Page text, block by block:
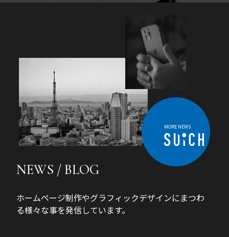
MORE NEWS
NEWS / BLOG
ホームページ制作やグラフィックデザインにまつわ
る様々な事を発信しています。